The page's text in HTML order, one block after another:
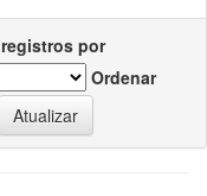
por
Ordenar